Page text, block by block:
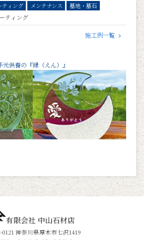
ティング メンテナンス 墓地・墓石
ティング
施工例一覧
元供養の『縁（えん）』
有限会社 中山石材店
0121 神奈川県厚木市七沢1419